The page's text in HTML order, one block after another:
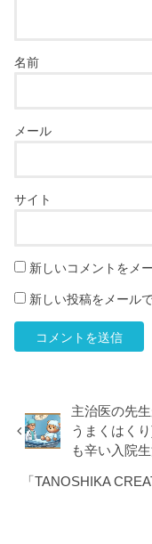
名前
メール
サイト
新しいコメントをメ
新しい投稿をメール
主治医の先
うまくはく
も辛い入院
「TANOSHIKA